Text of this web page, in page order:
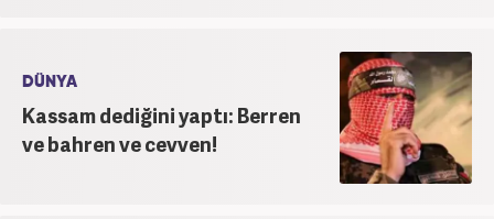
DÜNYA
Kassam dediğini yaptı: Berren
ve bahren ve cevven!